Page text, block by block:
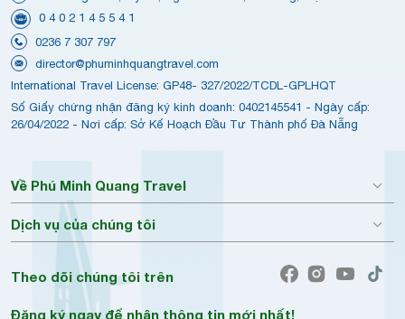
0 4 0 2 1 4 5 5 4 1
0236 7 307 797
director@phuminhquangtravel.com
International Travel License: GP48- 327/2022/TCDL-GPLHQT
Số Giấy chứng nhận đăng ký kinh doanh: 0402145541 - Ngày cấp:
26/04/2022 - Nơi cấp: Sở Kế Hoạch Đầu Tư Thành phố Đà Nẵng
Về Phú Minh Quang Travel
Dịch vụ của chúng tôi
Theo dõi chúng tôi trên
Đăng ký ngay để nhận thông tin mới nhất!